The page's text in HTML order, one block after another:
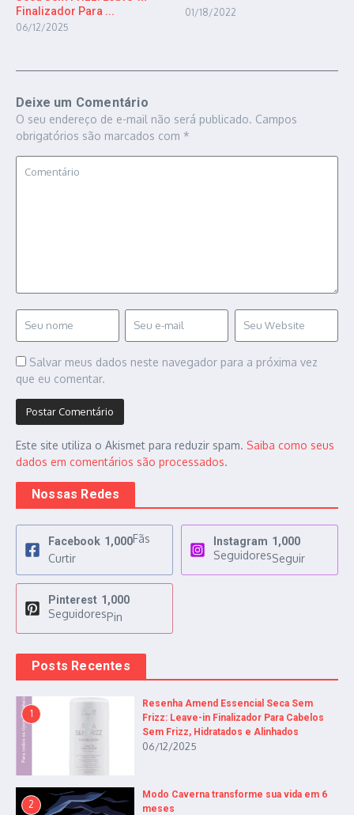
Finalizador Para ...
06/12/2025
01/18/2022
Deixe um Comentário
O seu endereço de e-mail não será publicado. Campos
obrigatórios são marcados com *
Salvar meus dados neste navegador para a próxima vez
que eu comentar.
Este site utiliza o Akismet para reduzir spam. Saiba como seus
dados em comentários são processados.
Nossas Redes
Facebook 1,000Fãs
Curtir
Instagram 1,000
SeguidoresSeguir
Pinterest 1,000
SeguidoresPin
Posts Recentes
1
Resenha Amend Essencial Seca Sem
Frizz: Leave-in Finalizador Para Cabelos
Sem Frizz, Hidratados e Alinhados
06/12/2025
2
Modo Caverna transforme sua vida em 6
meses